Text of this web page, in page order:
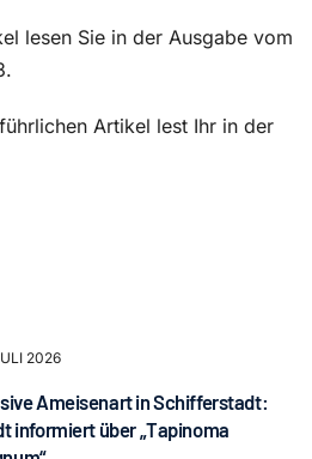
lesen Sie in der Ausgabe vom
Artikel lest Ihr in der
2026
Ameisenart in Schifferstadt:
informiert über „Tapinoma